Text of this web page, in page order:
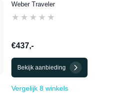
Weber Traveler
★★★★★
★★★★★
€437,-
Bekijk aanbieding
Vergelijk 8 winkels